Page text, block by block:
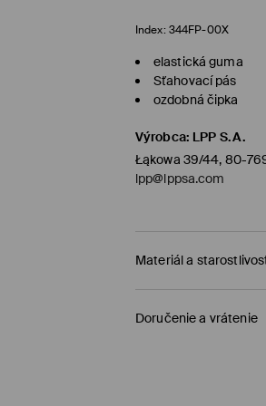
Index: 344FP-00X
elastická guma
Sťahovací pás
ozdobná čipka
Výrobca: LPP S.A.
Łąkowa 39/44, 80-
lpp@lppsa.com
Materiál a
PRVÝ MATERIÁL
100%
DRUHÝ MATERIÁL: 100%
Doručenie a vrátenie